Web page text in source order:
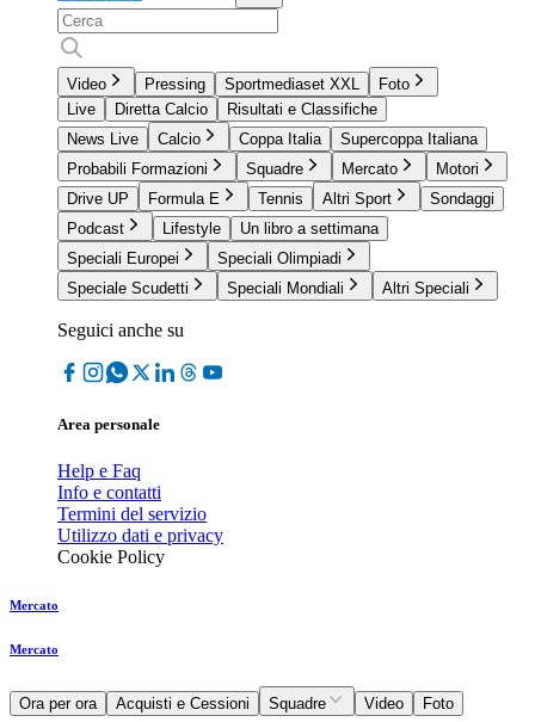
Video Pressing Sportmediaset XXL
Foto
Live
Diretta Calcio
Risultati e Classifiche
News Live
Calcio Coppa Italia
Supercoppa Italiana
Probabili Formazioni
Squadre Mercato
Motori
Drive UP
Formula E Tennis Altri Sport
Sondaggi
Podcast
Lifestyle
Un libro a settimana
Speciali Europei
Speciali Olimpiadi
Speciale Scudetti
Speciali Mondiali Altri Speciali
Seguici anche su
Area personale
Help e Faq
Info e contatti
Termini del servizio
Utilizzo dati e privacy
Cookie Policy
Mercato
Mercato
Ora per ora Acquisti e Cessioni Squadre Video Foto